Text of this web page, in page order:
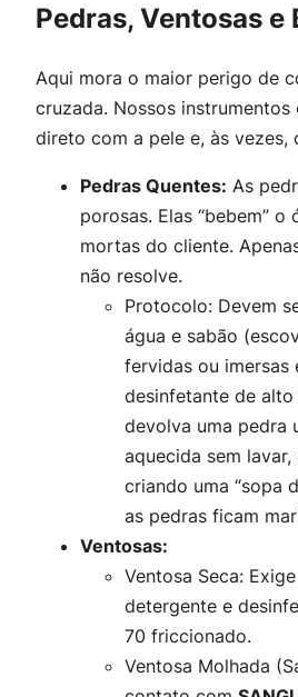
Pedras, Ventosas e
Aqui mora o maior perigo de
cruzada. Nossos
direto com a pele e, às vezes,
Pedras Quentes: As
porosas. Elas “bebem” o
mortas do cliente.
não resolve.
Protocolo: Devem
água e sabão
fervidas ou imersas
desinfetante de alto
devolva uma pedra
aquecida sem
criando uma “sopa
as pedras ficam
Ventosas:
Ventosa Seca:
detergente e
70 friccionado.
Ventosa Molhada